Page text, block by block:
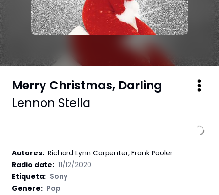
Merry Christmas, Darling
Lennon Stella
Autores: Richard Lynn Carpenter, Frank Pooler
Radio date: 11/12/2020
Etiqueta: Sony
Genere: Pop